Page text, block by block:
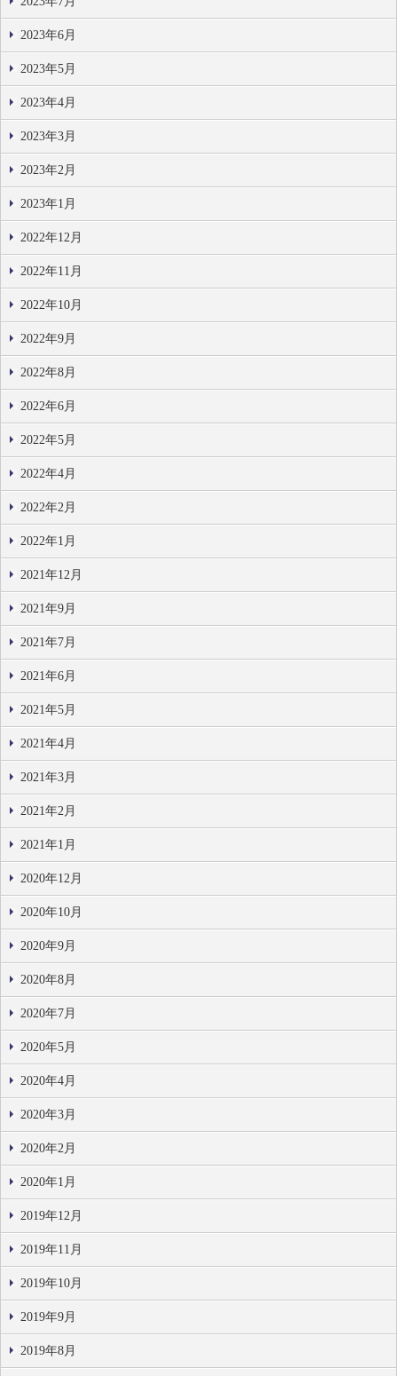
2023年6月
2023年5月
2023年4月
2023年3月
2023年2月
2023年1月
2022年12月
2022年11月
2022年10月
2022年9月
2022年8月
2022年6月
2022年5月
2022年4月
2022年2月
2022年1月
2021年12月
2021年9月
2021年7月
2021年6月
2021年5月
2021年4月
2021年3月
2021年2月
2021年1月
2020年12月
2020年10月
2020年9月
2020年8月
2020年7月
2020年5月
2020年4月
2020年3月
2020年2月
2020年1月
2019年12月
2019年11月
2019年10月
2019年9月
2019年8月